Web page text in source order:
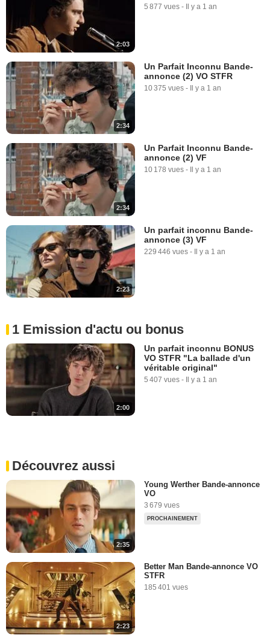
2:03
5 877 vues - Il y a 1 an
2:34
Un Parfait Inconnu Bande-
annonce (2) VO STFR
10 375 vues - Il y a 1 an
2:34
Un Parfait Inconnu Bande-
annonce (2) VF
10 178 vues - Il y a 1 an
2:23
Un parfait inconnu Bande-
annonce (3) VF
229 446 vues - Il y a 1 an
1 Emission d'actu ou bonus
2:00
Un parfait inconnu BONUS
VO STFR "La ballade d'un
véritable original"
5 407 vues - Il y a 1 an
Découvrez aussi
2:35
Young Werther Bande-annonce
VO
3 679 vues
PROCHAINEMENT
2:23
Better Man Bande-annonce VO
STFR
185 401 vues